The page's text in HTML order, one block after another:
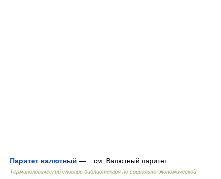
Паритет валютный — см. Валютный паритет …
Терминологический словарь библиотекаря по социально-экономической